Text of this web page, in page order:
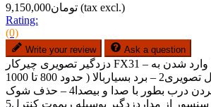
تومان9,150,000 (tax excl.)
Rating:
(0)
Write your review Ask a question
دزدگیر تصویری چیرکار FX31 – انتخاب عملکردها با وارد شدن به
منوی ریموت کنترل تصویری2 – برد بسیاربالا ( حدود 800 تا 1000
متر )3 – قفل وبازکردن درب بطور با صدا و بیصدا4 – حذف شوک